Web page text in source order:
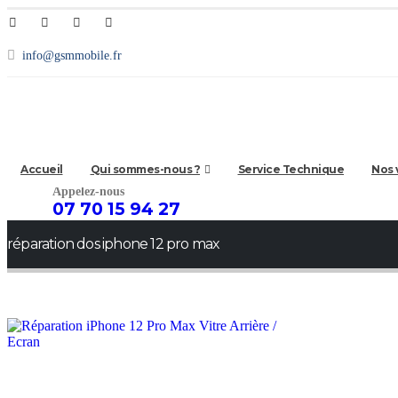
info@gsmmobile.fr
Accueil Qui sommes-nous ? Service Technique Nos
Appelez-nous
07 70 15 94 27
réparation dos iphone 12 pro max